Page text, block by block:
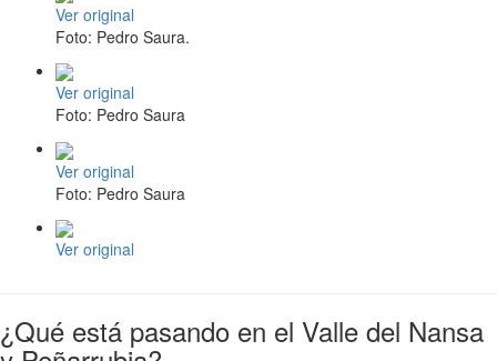
Ver original
Foto: Pedro Saura.
Ver original
Foto: Pedro Saura
Ver original
Foto: Pedro Saura
Ver original
¿Qué está pasando en el Valle del Nansa